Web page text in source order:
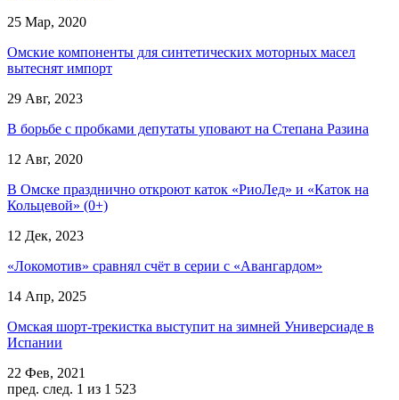
25 Мар, 2020
Омские компоненты для синтетических моторных масел
вытеснят импорт
29 Авг, 2023
В борьбе с пробками депутаты уповают на Степана Разина
12 Авг, 2020
В Омске празднично откроют каток «РиоЛед» и «Каток на
Кольцевой» (0+)
12 Дек, 2023
«Локомотив» сравнял счёт в серии с «Авангардом»
14 Апр, 2025
Омская шорт-трекистка выступит на зимней Универсиаде в
Испании
22 Фев, 2021
пред. след. 1 из 1 523